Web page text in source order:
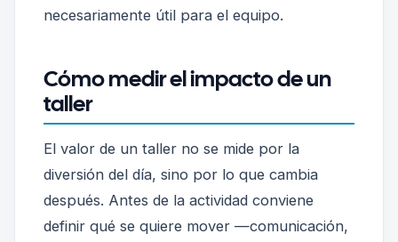
necesariamente útil para el equipo.
Cómo medir el impacto de un
taller
El valor de un taller no se mide por la
diversión del día, sino por lo que cambia
después. Antes de la actividad conviene
definir qué se quiere mover —comunicación,